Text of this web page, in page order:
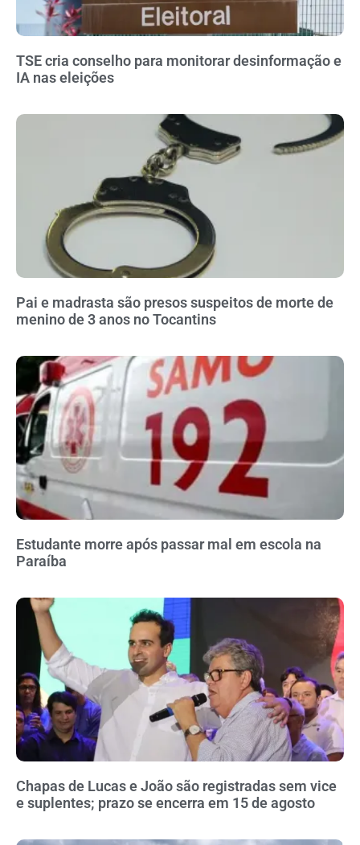
TSE cria conselho para monitorar desinformação e
IA nas eleições
Pai e madrasta são presos suspeitos de morte de
menino de 3 anos no Tocantins
Estudante morre após passar mal em escola na
Paraíba
Chapas de Lucas e João são registradas sem vice
e suplentes; prazo se encerra em 15 de agosto